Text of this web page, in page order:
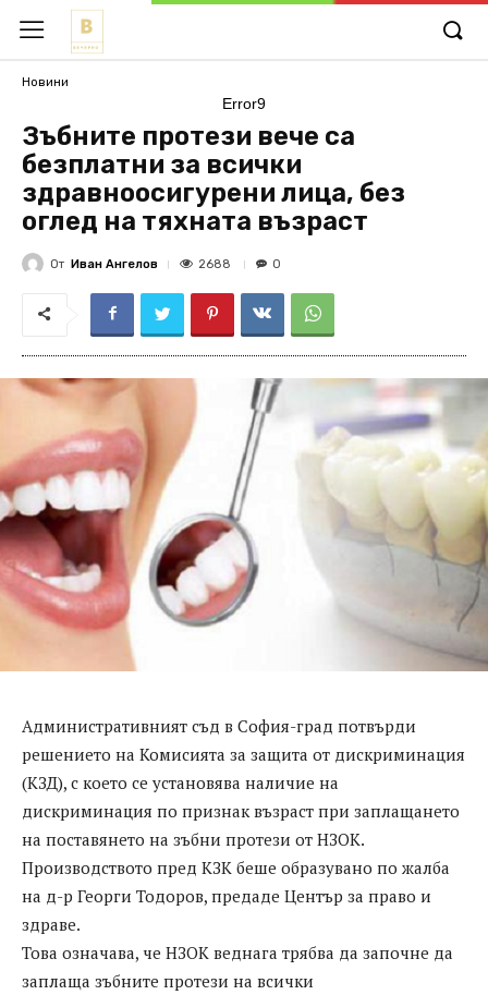
Новини
Error9
Зъбните протези вече са
безплатни за всички
здравноосигурени лица, без
оглед на тяхната възраст
От Иван Ангелов 2688 0
Административният съд в София-град потвърди
решението на Комисията за защита от дискриминация
(КЗД), с което се установява наличие на
дискриминация по признак възраст при заплащането
на поставянето на зъбни протези от НЗОК.
Производството пред КЗК беше образувано по жалба
на д-р Георги Тодоров, предаде Център за право и
здраве.
Това означава, че НЗОК веднага трябва да започне да
заплаща зъбните протези на всички